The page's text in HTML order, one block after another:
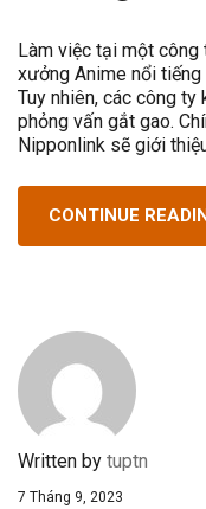
Làm việc tại một công
xưởng Anime nổi
Tuy nhiên, các công
phỏng vấn gắt gao.
Nipponlink sẽ giới
CONTINUE
Written by tuptn
7 Tháng 9, 2023